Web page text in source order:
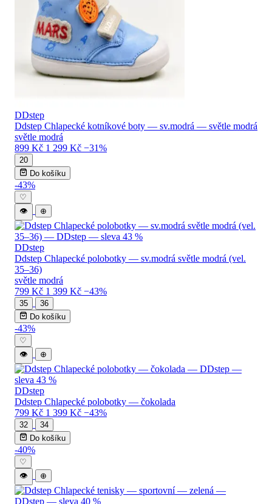
DDstep
Ddstep Chlapecké kotníkové boty — sv.modrá — světle modrá
světle modrá
899 Kč 1 299 Kč −31%
20
Do košíku
-43%
♡
👁
⊕
DDstep
Ddstep Chlapecké polobotky — sv.modrá světle modrá (vel.
35–36)
světle modrá
799 Kč 1 399 Kč −43%
35
36
Do košíku
-43%
♡
👁
⊕
DDstep
Ddstep Chlapecké polobotky — čokolada
799 Kč 1 399 Kč −43%
32
34
Do košíku
-40%
♡
👁
⊕